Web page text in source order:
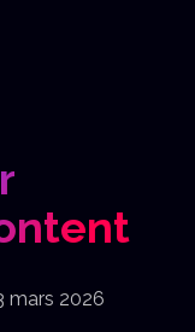
mars 2026